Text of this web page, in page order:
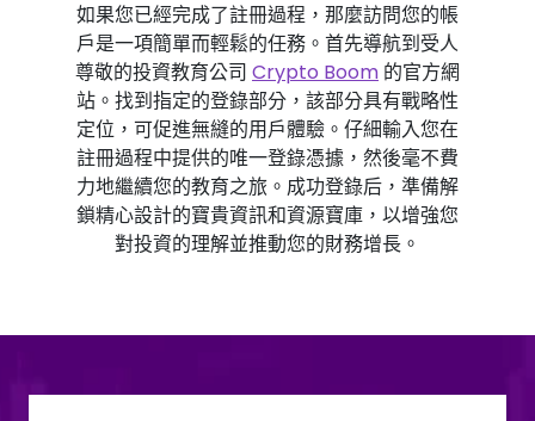
如果您已經完成了註冊過程，那麼訪問您的帳
戶是一項簡單而輕鬆的任務。首先導航到受人
尊敬的投資教育公司 Crypto Boom 的官方網
站。找到指定的登錄部分，該部分具有戰略性
定位，可促進無縫的用戶體驗。仔細輸入您在
註冊過程中提供的唯一登錄憑據，然後毫不費
力地繼續您的教育之旅。成功登錄后，準備解
鎖精心設計的寶貴資訊和資源寶庫，以增強您
對投資的理解並推動您的財務增長。